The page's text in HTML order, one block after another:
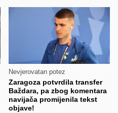
Nevjerovatan potez
Zaragoza potvrdila transfer
Baždara, pa zbog komentara
navijača promijenila tekst
objave!